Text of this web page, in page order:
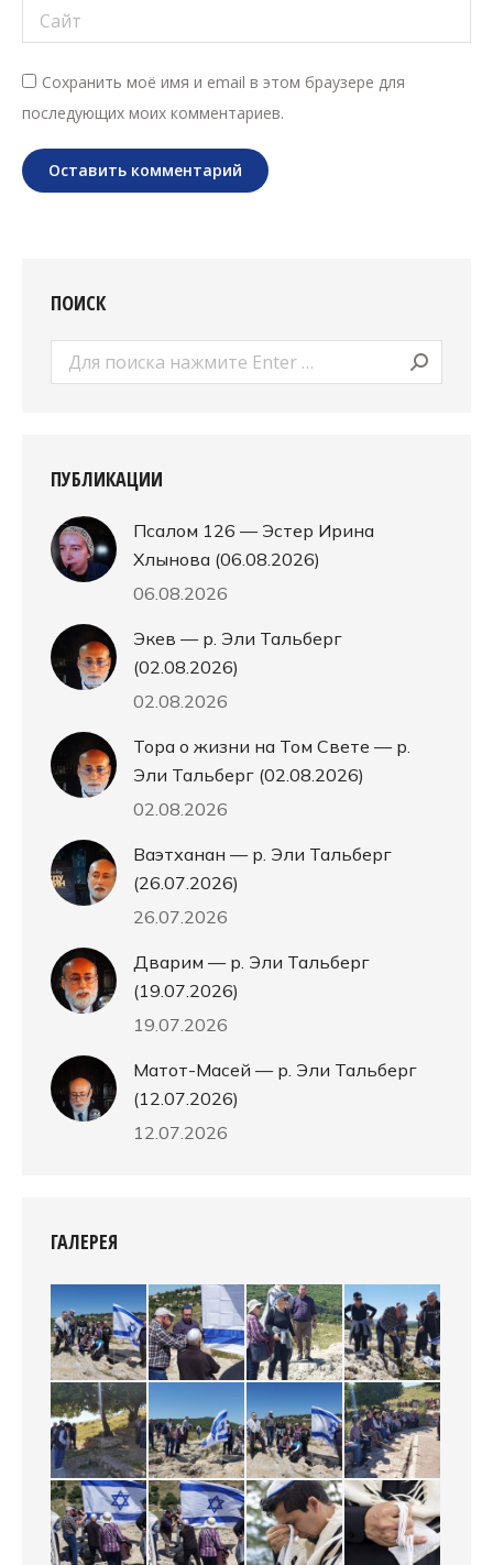
Сайт
Сохранить моё имя и email в этом браузере для
последующих моих комментариев.
Оставить комментарий
ПОИСК
Поиск:
ПУБЛИКАЦИИ
Псалом 126 — Эстер Ирина
Хлынова (06.08.2026)
06.08.2026
Экев — р. Эли Тальберг
(02.08.2026)
02.08.2026
Тора о жизни на Том Свете — р.
Эли Тальберг (02.08.2026)
02.08.2026
Ваэтханан — р. Эли Тальберг
(26.07.2026)
26.07.2026
Дварим — р. Эли Тальберг
(19.07.2026)
19.07.2026
Матот-Масей — р. Эли Тальберг
(12.07.2026)
12.07.2026
ГАЛЕРЕЯ